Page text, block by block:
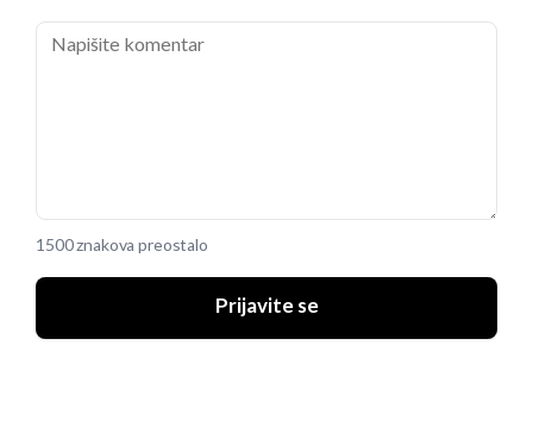
1500 znakova preostalo
Prijavite se